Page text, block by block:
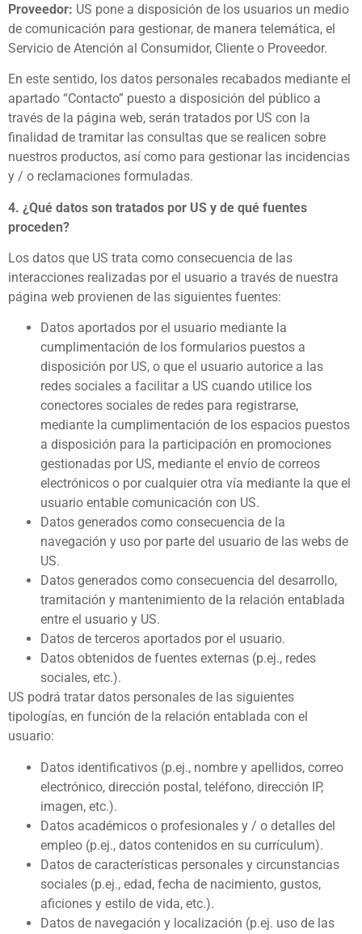
Proveedor: US pone a disposición de los usuarios un medio
de comunicación para gestionar, de manera telemática, el
Servicio de Atención al Consumidor, Cliente o Proveedor.
En este sentido, los datos personales recabados mediante el
apartado “Contacto” puesto a disposición del público a
través de la página web, serán tratados por US con la
finalidad de tramitar las consultas que se realicen sobre
nuestros productos, así como para gestionar las incidencias
y / o reclamaciones formuladas.
4. ¿Qué datos son tratados por US y de qué fuentes
proceden?
Los datos que US trata como consecuencia de las
interacciones realizadas por el usuario a través de nuestra
página web provienen de las siguientes fuentes:
Datos aportados por el usuario mediante la
cumplimentación de los formularios puestos a
disposición por US, o que el usuario autorice a las
redes sociales a facilitar a US cuando utilice los
conectores sociales de redes para registrarse,
mediante la cumplimentación de los espacios puestos
a disposición para la participación en promociones
gestionadas por US, mediante el envío de correos
electrónicos o por cualquier otra vía mediante la que el
usuario entable comunicación con US.
Datos generados como consecuencia de la
navegación y uso por parte del usuario de las webs de
US.
Datos generados como consecuencia del desarrollo,
tramitación y mantenimiento de la relación entablada
entre el usuario y US.
Datos de terceros aportados por el usuario.
Datos obtenidos de fuentes externas (p.ej., redes
sociales, etc.).
US podrá tratar datos personales de las siguientes
tipologías, en función de la relación entablada con el
usuario:
Datos identificativos (p.ej., nombre y apellidos, correo
electrónico, dirección postal, teléfono, dirección IP,
imagen, etc.).
Datos académicos o profesionales y / o detalles del
empleo (p.ej., datos contenidos en su currículum).
Datos de características personales y circunstancias
sociales (p.ej., edad, fecha de nacimiento, gustos,
aficiones y estilo de vida, etc.).
Datos de navegación y localización (p.ej. uso de las